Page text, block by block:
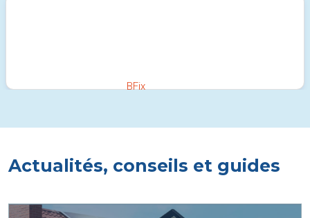
BFix
Actualités, conseils et guides